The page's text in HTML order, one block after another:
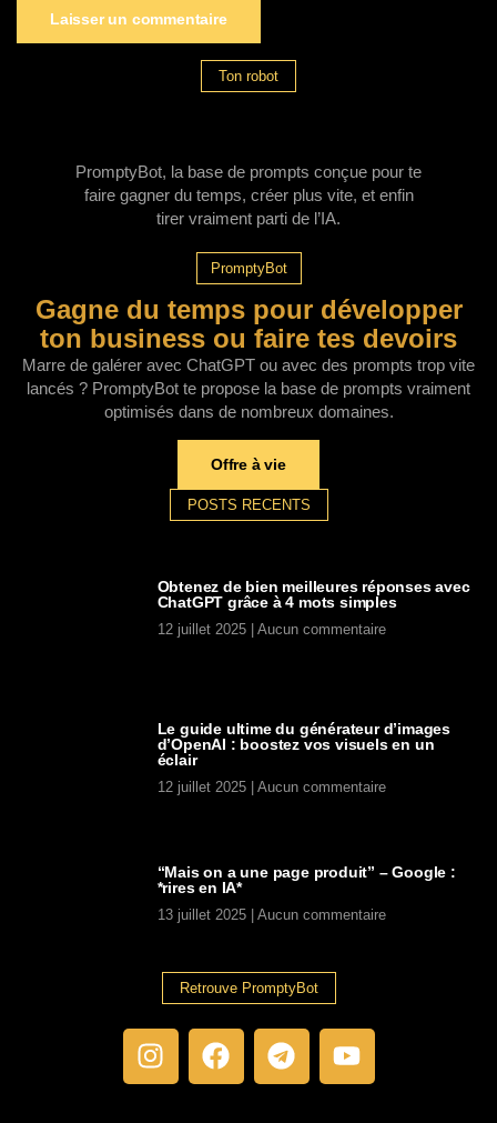
Ton robot
PromptyBot, la base de prompts conçue pour te
faire gagner du temps, créer plus vite, et enfin
tirer vraiment parti de l’IA.
PromptyBot
Gagne du temps pour développer
ton business ou faire tes devoirs
Marre de galérer avec ChatGPT ou avec des prompts trop vite
lancés ? PromptyBot te propose la base de prompts vraiment
optimisés dans de nombreux domaines.
Offre à vie
POSTS RECENTS
Obtenez de bien meilleures réponses avec
ChatGPT grâce à 4 mots simples
12 juillet 2025 Aucun commentaire
Le guide ultime du générateur d’images
d’OpenAI : boostez vos visuels en un
éclair
12 juillet 2025 Aucun commentaire
“Mais on a une page produit” – Google :
*rires en IA*
13 juillet 2025 Aucun commentaire
Retrouve PromptyBot